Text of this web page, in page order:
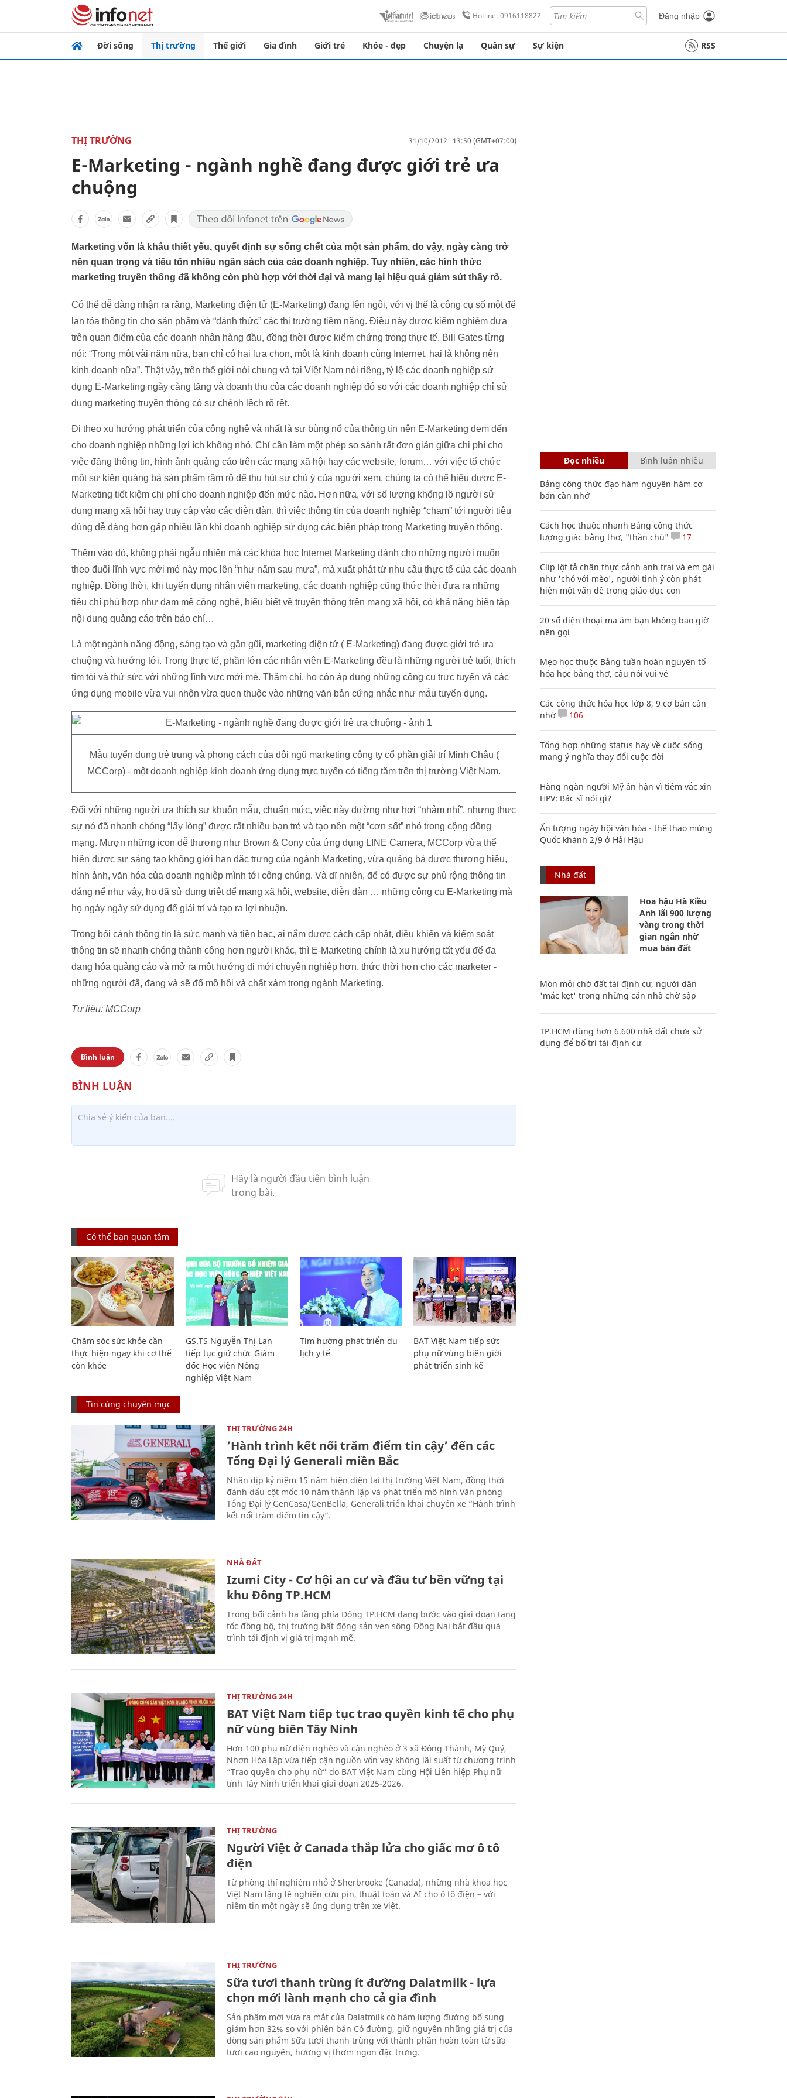
Hotline: 0916118822 Đăng nhập
Đời sống Thị trường Thế giới Gia đình Giới trẻ Khỏe - đẹp Chuyện lạ Quân sự Sự kiện RSS
THỊ TRƯỜNG 31/10/2012 13:50 (GMT+07:00)
E-Marketing - ngành nghề đang được giới trẻ ưa
chuộng
Marketing vốn là khâu thiết yếu, quyết định sự sống chết của một sản phẩm, do vậy, ngày càng trở
nên quan trọng và tiêu tốn nhiều ngân sách của các doanh nghiệp. Tuy nhiên, các hình thức
marketing truyền thống đã không còn phù hợp với thời đại và mang lại hiệu quả giảm sút thấy rõ.
Có thể dễ dàng nhận ra rằng, Marketing điện tử (E-Marketing) đang lên ngôi, với vị thế là công cụ số một để
lan tỏa thông tin cho sản phẩm và “đánh thức” các thị trường tiềm năng. Điều này được kiểm nghiệm dựa
trên quan điểm của các doanh nhân hàng đầu, đồng thời được kiểm chứng trong thực tế. Bill Gates từng
nói: “Trong một vài năm nữa, bạn chỉ có hai lựa chọn, một là kinh doanh cùng Internet, hai là không nên
kinh doanh nữa”. Thật vậy, trên thế giới nói chung và tại Việt Nam nói riêng, tỷ lệ các doanh nghiệp sử
dụng E-Marketing ngày càng tăng và doanh thu của các doanh nghiệp đó so với các doanh nghiệp chỉ sử
dụng marketing truyền thông có sự chênh lệch rõ rệt.
Đi theo xu hướng phát triển của công nghệ và nhất là sự bùng nổ của thông tin nên E-Marketing đem đến
cho doanh nghiệp những lợi ích không nhỏ. Chỉ cần làm một phép so sánh rất đơn giản giữa chi phí cho
việc đăng thông tin, hình ảnh quảng cáo trên các mạng xã hội hay các website, forum… với việc tổ chức
một sự kiện quảng bá sản phẩm rầm rộ để thu hút sự chú ý của người xem, chúng ta có thể hiểu được E-
Marketing tiết kiệm chi phí cho doanh nghiệp đến mức nào. Hơn nữa, với số lượng khổng lồ người sử
dụng mạng xã hội hay truy cập vào các diễn đàn, thì việc thông tin của doanh nghiệp “chạm” tới người tiêu
dùng dễ dàng hơn gấp nhiều lần khi doanh nghiệp sử dụng các biện pháp trong Marketing truyền thống.
Thêm vào đó, không phải ngẫu nhiên mà các khóa học Internet Marketing dành cho những người muốn
theo đuổi lĩnh vực mới mẻ này mọc lên “như nấm sau mưa”, mà xuất phát từ nhu cầu thực tế của các doanh
nghiệp. Đồng thời, khi tuyển dụng nhân viên marketing, các doanh nghiệp cũng thức thời đưa ra những
tiêu chí phù hợp như đam mê công nghệ, hiểu biết về truyền thông trên mạng xã hội, có khả năng biên tập
nội dung quảng cáo trên báo chí…
Là một ngành năng động, sáng tạo và gần gũi, marketing điện tử ( E-Marketing) đang được giới trẻ ưa
chuộng và hướng tới. Trong thực tế, phần lớn các nhân viên E-Marketing đều là những người trẻ tuổi, thích
tìm tòi và thử sức với những lĩnh vực mới mẻ. Thậm chí, họ còn áp dụng những công cụ trực tuyến và các
ứng dụng mobile vừa vui nhộn vừa quen thuộc vào những văn bản cứng nhắc như mẫu tuyển dụng.
Mẫu tuyển dụng trẻ trung và phong cách của đội ngũ marketing công ty cổ phần giải trí Minh Châu (
MCCorp) - một doanh nghiệp kinh doanh ứng dụng trực tuyến có tiếng tăm trên thị trường Việt Nam.
Đối với những người ưa thích sự khuôn mẫu, chuẩn mức, việc này dường như hơi “nhảm nhí”, nhưng thực
sự nó đã nhanh chóng “lấy lòng” được rất nhiều bạn trẻ và tạo nên một “cơn sốt” nhỏ trong cộng đồng
mạng. Mượn những icon dễ thương như Brown & Cony của ứng dụng LINE Camera, MCCorp vừa thể
hiện được sự sáng tạo không giới hạn đặc trưng của ngành Marketing, vừa quảng bá được thương hiệu,
hình ảnh, văn hóa của doanh nghiệp mình tới công chúng. Và dĩ nhiên, để có được sự phủ rộng thông tin
đáng nể như vậy, họ đã sử dụng triệt để mạng xã hội, website, diễn đàn … những công cụ E-Marketing mà
họ ngày ngày sử dụng để giải trí và tạo ra lợi nhuận.
Trong bối cảnh thông tin là sức mạnh và tiền bạc, ai nắm được cách cập nhật, điều khiển và kiểm soát
thông tin sẽ nhanh chóng thành công hơn người khác, thì E-Marketing chính là xu hướng tất yếu để đa
dạng hóa quảng cáo và mở ra một hướng đi mới chuyên nghiệp hơn, thức thời hơn cho các marketer -
những người đã, đang và sẽ đổ mồ hôi và chất xám trong ngành Marketing.
Tư liệu: MCCorp
Bình luận
Có thể bạn quan tâm
Chăm sóc sức khỏe cần
thực hiện ngay khi cơ thể
còn khỏe
GS.TS Nguyễn Thị Lan
tiếp tục giữ chức Giám
đốc Học viện Nông
nghiệp Việt Nam
Tìm hướng phát triển du
lịch y tế
BAT Việt Nam tiếp sức
phụ nữ vùng biên giới
phát triển sinh kế
Tin cùng chuyên mục
THỊ TRƯỜNG 24H
‘Hành trình kết nối trăm điểm tin cậy’ đến các
Tổng Đại lý Generali miền Bắc
Nhân dịp kỷ niệm 15 năm hiện diện tại thị trường Việt Nam, đồng thời
đánh dấu cột mốc 10 năm thành lập và phát triển mô hình Văn phòng
Tổng Đại lý GenCasa/GenBella, Generali triển khai chuyến xe “Hành trình
kết nối trăm điểm tin cậy”.
NHÀ ĐẤT
Izumi City - Cơ hội an cư và đầu tư bền vững tại
khu Đông TP.HCM
Trong bối cảnh hạ tầng phía Đông TP.HCM đang bước vào giai đoạn tăng
tốc đồng bộ, thị trường bất động sản ven sông Đồng Nai bắt đầu quá
trình tái định vị giá trị mạnh mẽ.
THỊ TRƯỜNG 24H
BAT Việt Nam tiếp tục trao quyền kinh tế cho phụ
nữ vùng biên Tây Ninh
Hơn 100 phụ nữ diện nghèo và cận nghèo ở 3 xã Đông Thành, Mỹ Quý,
Nhơn Hòa Lập vừa tiếp cận nguồn vốn vay không lãi suất từ chương trình
“Trao quyền cho phụ nữ” do BAT Việt Nam cùng Hội Liên hiệp Phụ nữ
tỉnh Tây Ninh triển khai giai đoạn 2025-2026.
THỊ TRƯỜNG
Người Việt ở Canada thắp lửa cho giấc mơ ô tô
điện
Từ phòng thí nghiệm nhỏ ở Sherbrooke (Canada), những nhà khoa học
Việt Nam lặng lẽ nghiên cứu pin, thuật toán và AI cho ô tô điện – với
niềm tin một ngày sẽ ứng dụng trên xe Việt.
THỊ TRƯỜNG
Sữa tươi thanh trùng ít đường Dalatmilk - lựa
chọn mới lành mạnh cho cả gia đình
Sản phẩm mới vừa ra mắt của Dalatmilk có hàm lượng đường bổ sung
giảm hơn 32% so với phiên bản Có đường, giữ nguyên những giá trị của
dòng sản phẩm Sữa tươi thanh trùng với thành phần hoàn toàn từ sữa
tươi cao nguyên, hương vị thơm ngon đặc trưng.
Đọc nhiều Bình luận nhiều
Bảng công thức đạo hàm nguyên hàm cơ
bản cần nhớ
Cách học thuộc nhanh Bảng công thức
lượng giác bằng thơ, "thần chú"
17
Clip lột tả chân thực cảnh anh trai và em gái
như 'chó với mèo', người tinh ý còn phát
hiện một vấn đề trong giáo dục con
20 số điện thoại ma ám bạn không bao giờ
nên gọi
Mẹo học thuộc Bảng tuần hoàn nguyên tố
hóa học bằng thơ, câu nói vui vẻ
Các công thức hóa học lớp 8, 9 cơ bản cần
nhớ
106
Tổng hợp những status hay về cuộc sống
mang ý nghĩa thay đổi cuộc đời
Hàng ngàn người Mỹ ân hận vì tiêm vắc xin
HPV: Bác sĩ nói gì?
Ấn tượng ngày hội văn hóa - thể thao mừng
Quốc khánh 2/9 ở Hải Hậu
Nhà đất
Hoa hậu Hà Kiều
Anh lãi 900 lượng
vàng trong thời
gian ngắn nhờ
mua bán đất
Mòn mỏi chờ đất tái định cư, người dân
'mắc kẹt' trong những căn nhà chờ sập
TP.HCM dùng hơn 6.600 nhà đất chưa sử
dụng để bố trí tái định cư